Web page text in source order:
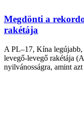
Megdönti a
rakétája
A PL–17, Kína legújabb,
levegő-levegő rakétája
nyilvánosságra, amint